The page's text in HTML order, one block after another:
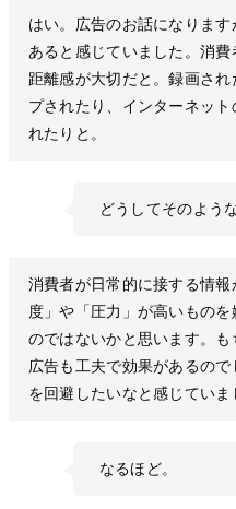
はい。広告のお話になりま
あると感じていました。消
距離感が大切だと。録画さ
プされたり、インターネット
れたりと。
どうしてそのよう
消費者が日常的に接する情
度」や「圧力」が高いもの
のではないかと思います。
広告も工夫で効果があるの
を回避したいなと感じていま
なるほど。